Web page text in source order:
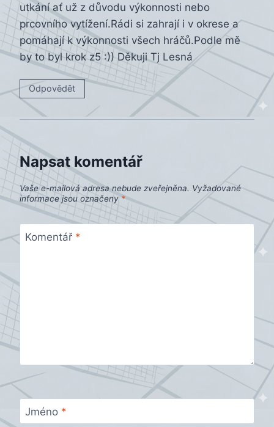
utkání ať už z důvodu výkonnosti nebo
prcovního vytížení.Rádi si zahrají i v okrese a
pomáhají k výkonnosti všech hráčů.Podle mě
by to byl krok z5 :)) Děkuji Tj Lesná
Odpovědět
Napsat komentář
Vaše e-mailová adresa nebude zveřejněna. Vyžadované
informace jsou označeny*
Komentář *
Jméno *